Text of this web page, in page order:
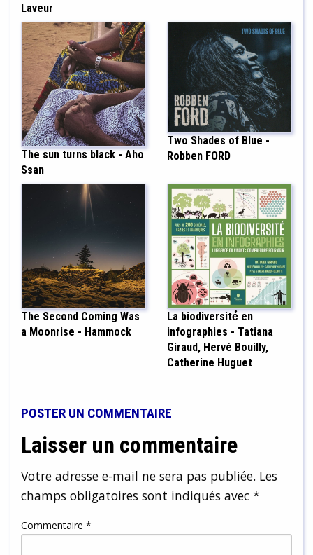
Laveur
The sun turns black - Aho
Ssan
Two Shades of Blue -
Robben FORD
The Second Coming Was
a Moonrise - Hammock
La biodiversité́ en
infographies - Tatiana
Giraud, Hervé Bouilly,
Catherine Huguet
POSTER UN COMMENTAIRE
Laisser un commentaire
Votre adresse e-mail ne sera pas publiée. Les
champs obligatoires sont indiqués avec *
Commentaire *